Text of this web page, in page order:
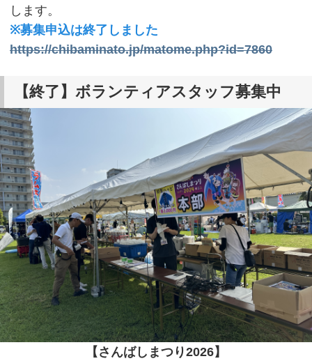
します。
※募集申込は終了しました
https://chibaminato.jp/matome.php?id=7860
【終了】ボランティアスタッフ募集中
【さんばしまつり2026】